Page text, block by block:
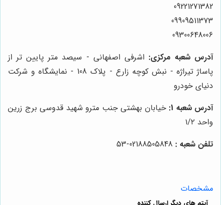
09221271382
09909511373
09300648006
آدرس شعبه مرکزی: اشرفی اصفهانی - سیصد متر پایین تر از
پاساژ تیراژه - نبش کوچه زارع - پلاک 108 - نمایشگاه و شرکت
دنیای خودرو
آدرس شعبه 1:
خیابان بهشتی جنب مترو شهید قدوسی برج زرین
واحد ۱/۲
تلفن شعبه :
مشخصات